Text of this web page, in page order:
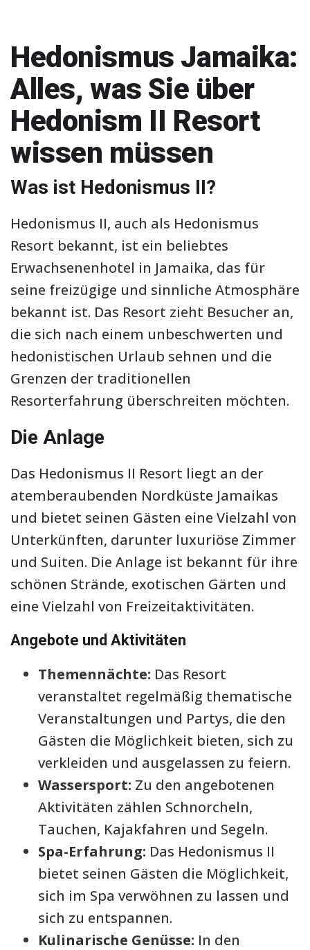
Hedonismus Jamaika:
Alles, was Sie über
Hedonism II Resort
wissen müssen
Was ist Hedonismus II?
Hedonismus II, auch als Hedonismus
Resort bekannt, ist ein beliebtes
Erwachsenenhotel in Jamaika, das für
seine freizügige und sinnliche Atmosphäre
bekannt ist. Das Resort zieht Besucher an,
die sich nach einem unbeschwerten und
hedonistischen Urlaub sehnen und die
Grenzen der traditionellen
Resorterfahrung überschreiten möchten.
Die Anlage
Das Hedonismus II Resort liegt an der
atemberaubenden Nordküste Jamaikas
und bietet seinen Gästen eine Vielzahl von
Unterkünften, darunter luxuriöse Zimmer
und Suiten. Die Anlage ist bekannt für ihre
schönen Strände, exotischen Gärten und
eine Vielzahl von Freizeitaktivitäten.
Angebote und Aktivitäten
Themennächte: Das Resort
veranstaltet regelmäßig thematische
Veranstaltungen und Partys, die den
Gästen die Möglichkeit bieten, sich zu
verkleiden und ausgelassen zu feiern.
Wassersport: Zu den angebotenen
Aktivitäten zählen Schnorcheln,
Tauchen, Kajakfahren und Segeln.
Spa-Erfahrung: Das Hedonismus II
bietet seinen Gästen die Möglichkeit,
sich im Spa verwöhnen zu lassen und
sich zu entspannen.
Kulinarische Genüsse: In den